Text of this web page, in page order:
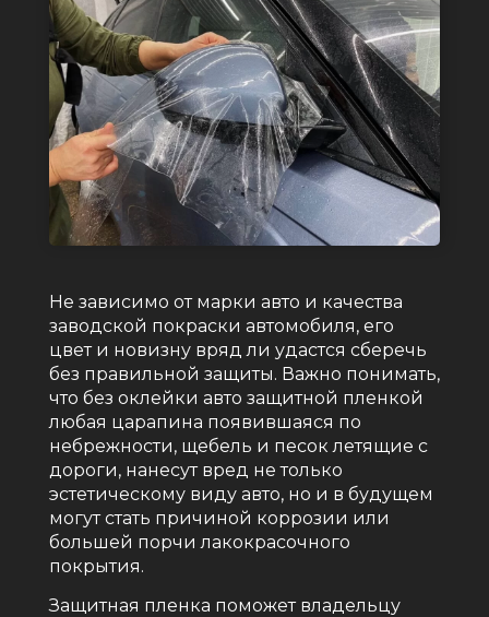
Не зависимо от марки авто и качества
заводской покраски автомобиля, его
цвет и новизну вряд ли удастся сберечь
без правильной защиты. Важно понимать,
что без оклейки авто защитной пленкой
любая царапина появившаяся по
небрежности, щебель и песок летящие с
дороги, нанесут вред не только
эстетическому виду авто, но и в будущем
могут стать причиной коррозии или
большей порчи лакокрасочного
покрытия.
Защитная пленка поможет владельцу